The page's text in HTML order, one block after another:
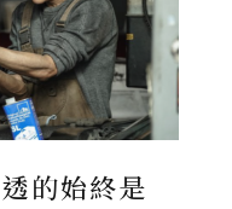
的始終是